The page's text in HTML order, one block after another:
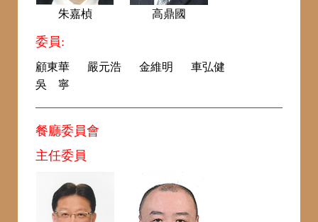
朱嘉楨 高鼎國
委員:
顧東華 嚴元浩 金維明
車弘健
吳 寧
餐廳委員會
主任委員